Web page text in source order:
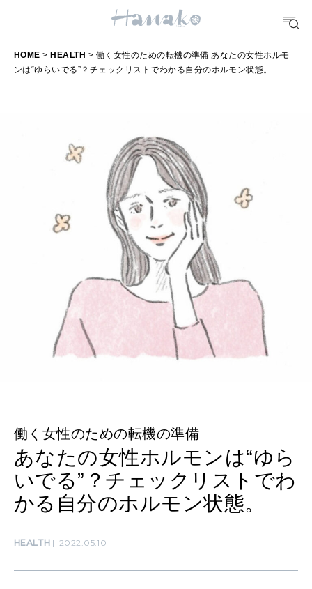
FOOD
FORTUNE
明日のわたし
[12星座別] Weekly Holoscope
[12星座別] Monthly Love Holoscope
女神まり愛のタロットメッセージ
算命学がわかる今月のあなた
HEALTH
自分にやさしく
LEARN
知る、考える
SUSTAINABLE
わたしができること
CULTURE
WORK&MONEY
HOME > HEALTH > 働く女性のための転機の準備 あなたの女性ホルモ
ンは“ゆらいでる”？チェックリストでわかる自分のホルモン状態。
働く女性のための転機の準備
あなたの女性ホルモンは“ゆら
いでる”？チェックリストでわ
かる自分のホルモン状態。
HEALTH 2022.05.10